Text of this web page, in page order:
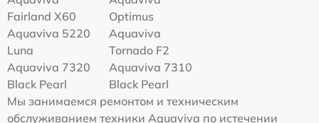
Fairland X60
Optimus
Aquaviva 5220
Luna
Aquaviva
Tornado F2
Aquaviva 7320
Black Pearl
Aquaviva 7310
Black Pearl
Мы занимаемся ремонтом и техническим
обслуживанием техники Aquaviva по истечении